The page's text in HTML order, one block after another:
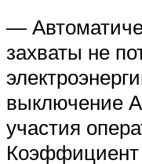
—
захваты не
выключение
участия
Коэффициент